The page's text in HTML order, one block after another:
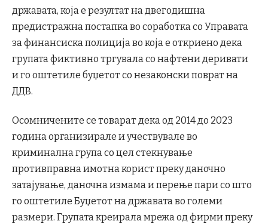
државата, која е резултат на двегодишна
предистражна постапка во соработка со Управата
за финансиска полиција во која е откриено дека
групата фиктивно тргувала со нафтени деривати
и го оштетиле буџетот со незаконски поврат на
ДДВ.
Осомничените се товарaт дека од 2014 до 2023
година организирале и учествувале во
криминална група со цел стекнување
противправна имотна корист преку даночно
затајување, даночна измама и перење пари со што
го оштетиле Буџетот на државата во големи
размери. Групата креирала мрежа од фирми преку